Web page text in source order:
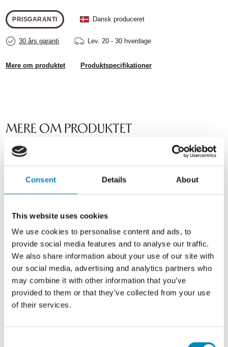
Consent Details About
This website uses cookies
We use cookies to personalise content and ads, to
provide social media features and to analyse our traffic.
We also share information about your use of our site with
our social media, advertising and analytics partners who
may combine it with other information that you’ve
provided to them or that they’ve collected from your use
of their services.
PRISGARANTI Dansk produceret
30 års garanti Lev.20 - 30 hverdage
Mere om produktet Produktspecifikationer
MERE OM PRODUKTET
massiv, olierede og fingertappede træ skuffe med flotte detaljer, som du
vil elske at vågne op til.
Sengebordet er genialt til at opbevare det mest vigtige du har brug for
Dette sengebord fremstilles i naturolieret egetræ.
Korpus leveres samlet.